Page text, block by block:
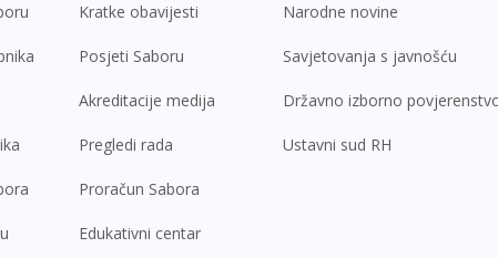
Kratke obavijesti
Posjeti Saboru
Akreditacije medija
Pregledi rada
Proračun Sabora
Edukativni centar
Narodne novine
Savjetovanja s javnošću
Državno izborno
Ustavni sud RH